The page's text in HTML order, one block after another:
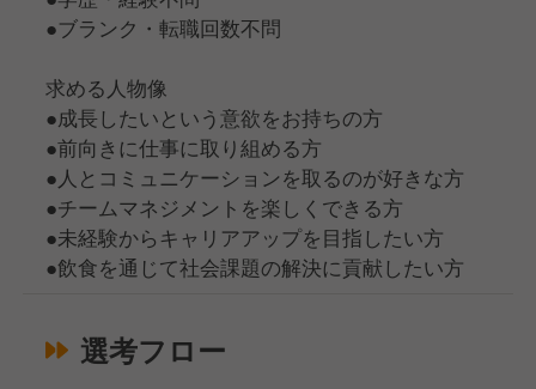
●ブランク・転職回数不問
求める人物像
●成長したいという意欲をお持ちの方
●前向きに仕事に取り組める方
●人とコミュニケーションを取るのが好きな方
●チームマネジメントを楽しくできる方
●未経験からキャリアアップを目指したい方
●飲食を通じて社会課題の解決に貢献したい方
選考フロー